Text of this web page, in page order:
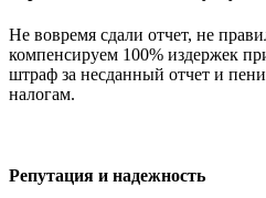
Не вовремя сдали отчет, не
компенсируем 100% издержек
штраф за несданный отчет и
налогам.
Репутация и надежность